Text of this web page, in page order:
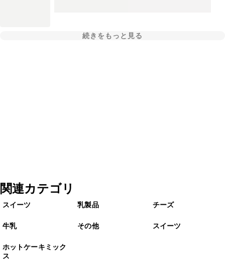
続きをもっと見る
関連カテゴリ
スイーツ 乳製品 チーズ
牛乳 その他 スイーツ
ホットケーキミック
ス